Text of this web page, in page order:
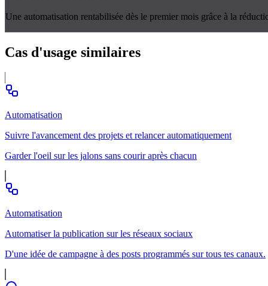
Une automatisation rentabilisée dès le premier mois grâce à la
Cas d'usage similaires
Automatisation
Suivre l'avancement des projets et relancer automatiquement
Garder l'oeil sur les jalons sans courir après chacun
Automatisation
Automatiser la publication sur les réseaux sociaux
D'une idée de campagne à des posts programmés sur tous tes canaux.